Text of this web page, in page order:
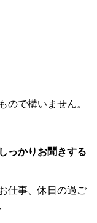
ので構いません。
っかりお聞きする
仕事、休日の過ご